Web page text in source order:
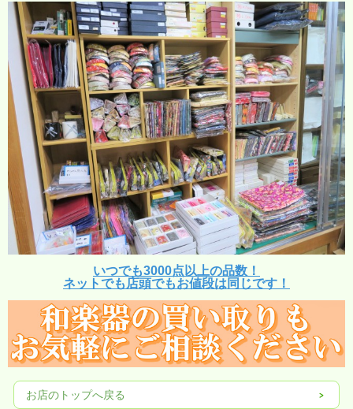
いつでも3000点以上の品数！
ネットでも店頭でもお値段は同じです！
お店のトップへ戻る